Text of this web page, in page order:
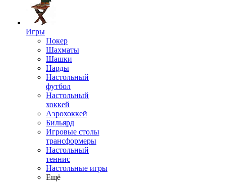
Игры
Покер
Шахматы
Шашки
Нарды
Настольный
футбол
Настольный
хоккей
Аэрохоккей
Бильярд
Игровые столы
трансформеры
Настольный
теннис
Настольные игры
Ещё